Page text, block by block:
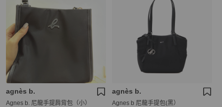
agnès b.
Agnes b. 尼龍手提肩背包（小）
agnès b.
Agnes b 尼龍手提包(黑）